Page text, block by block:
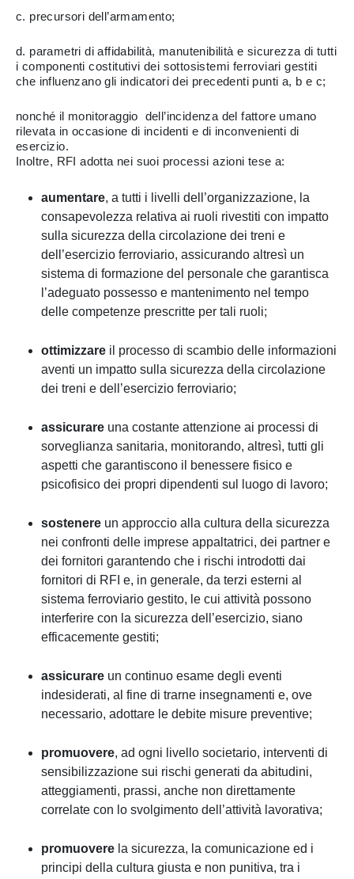
c. precursori dell’armamento;
d. parametri di affidabilità, manutenibilità e sicurezza di tutti
i componenti costitutivi dei sottosistemi ferroviari gestiti
che influenzano gli indicatori dei precedenti punti a, b e c;
nonché il monitoraggio dell’incidenza del fattore umano
rilevata in occasione di incidenti e di inconvenienti di
esercizio.
Inoltre, RFI adotta nei suoi processi azioni tese a:
aumentare, a tutti i livelli dell’organizzazione, la
consapevolezza relativa ai ruoli rivestiti con impatto
sulla sicurezza della circolazione dei treni e
dell’esercizio ferroviario, assicurando altresì un
sistema di formazione del personale che garantisca
l’adeguato possesso e mantenimento nel tempo
delle competenze prescritte per tali ruoli;
ottimizzare il processo di scambio delle informazioni
aventi un impatto sulla sicurezza della circolazione
dei treni e dell’esercizio ferroviario;
assicurare una costante attenzione ai processi di
sorveglianza sanitaria, monitorando, altresì, tutti gli
aspetti che garantiscono il benessere fisico e
psicofisico dei propri dipendenti sul luogo di lavoro;
sostenere un approccio alla cultura della sicurezza
nei confronti delle imprese appaltatrici, dei partner e
dei fornitori garantendo che i rischi introdotti dai
fornitori di RFI e, in generale, da terzi esterni al
sistema ferroviario gestito, le cui attività possono
interferire con la sicurezza dell’esercizio, siano
efficacemente gestiti;
assicurare un continuo esame degli eventi
indesiderati, al fine di trarne insegnamenti e, ove
necessario, adottare le debite misure preventive;
promuovere, ad ogni livello societario, interventi di
sensibilizzazione sui rischi generati da abitudini,
atteggiamenti, prassi, anche non direttamente
correlate con lo svolgimento dell’attività lavorativa;
promuovere la sicurezza, la comunicazione ed i
principi della cultura giusta e non punitiva, tra i